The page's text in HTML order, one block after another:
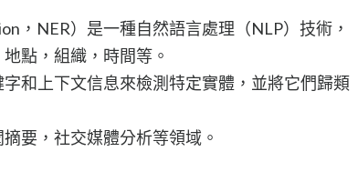
，NER）是一種自然語言處理（NLP）技術，
點，組織，時間等。
和上下文信息來檢測特定實體，並將它們歸類
要，社交媒體分析等領域。